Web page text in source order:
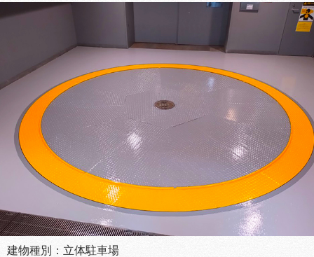
建物種別：立体駐車場